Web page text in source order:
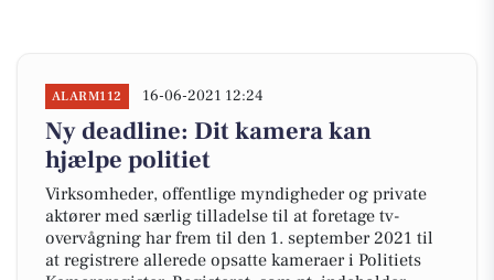
ALARM112 16-06-2021 12:24
Ny deadline: Dit kamera kan
hjælpe politiet
Virksomheder, offentlige myndigheder og private
aktører med særlig tilladelse til at foretage tv-
overvågning har frem til den 1. september 2021 til
at registrere allerede opsatte kameraer i Politiets